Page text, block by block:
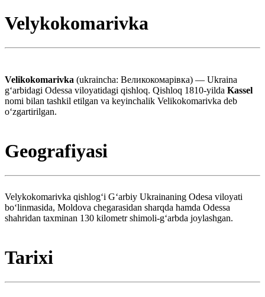
Velykokomarivka
Velikokomarivka (ukraincha: Великокомарівка) — Ukraina
gʻarbidagi Odessa viloyatidagi qishloq. Qishloq 1810-yilda Kassel
nomi bilan tashkil etilgan va keyinchalik Velikokomarivka deb
oʻzgartirilgan.
Geografiyasi
Velykokomarivka qishlogʻi Gʻarbiy Ukrainaning Odesa viloyati
boʻlinmasida, Moldova chegarasidan sharqda hamda Odessa
shahridan taxminan 130 kilometr shimoli-gʻarbda joylashgan.
Tarixi